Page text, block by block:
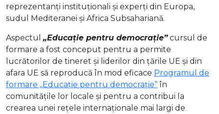
reprezentanți instituționali și experți din Europa,
sudul Mediteranei și Africa Subsahariană.
Aspectul „Educație pentru democrație”cursul de
formare a fost conceput pentru a permite
lucrătorilor de tineret și liderilor din țările UE și din
afara UE să reproducă în mod eficace Programul de
formare „Educație pentru democrație” în
comunitățile lor locale și pentru a contribui la
crearea unei rețele internaționale mai largi de